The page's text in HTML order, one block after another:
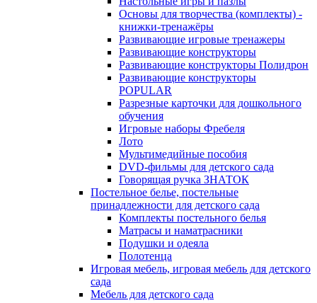
Основы для творчества (комплекты) -
книжки-тренажёры
Развивающие игровые тренажеры
Развивающие конструкторы
Развивающие конструкторы Полидрон
Развивающие конструкторы
POPULAR
Разрезные карточки для дошкольного
обучения
Игровые наборы Фребеля
Лото
Мультимедийные пособия
DVD-фильмы для детского сада
Говорящая ручка ЗНАТОК
Постельное белье, постельные
принадлежности для детского сада
Комплекты постельного белья
Матрасы и наматрасники
Подушки и одеяла
Полотенца
Игровая мебель, игровая мебель для детского
сада
Мебель для детского сада